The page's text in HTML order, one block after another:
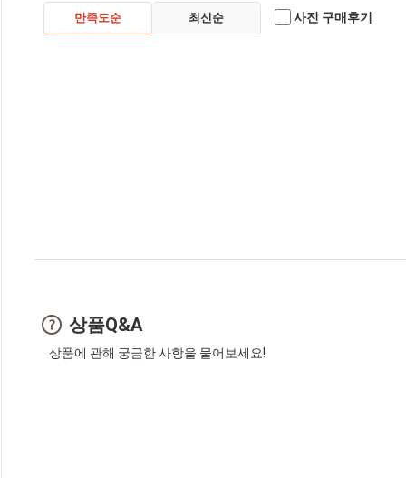
만족도순 최신순 사진 구매후기
상품Q&A
상품에 관해 궁금한 사항을 물어보세요!